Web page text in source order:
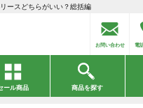
ースどちらがいい？総括編
お問い合わせ 電
ール商品 商品を探す